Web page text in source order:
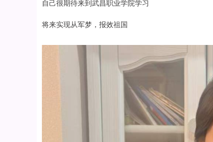
自己很期待来到武昌职业学院学习
将来实现从军梦，报效祖国